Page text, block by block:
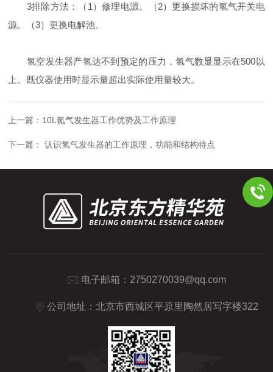
3排除方法：（1）修理电源。（2）更换损坏的氢气开关电
源。（3）更换电解池。
氢空发生器产氢达不到预定的压力，氢气数显显示在500以
上。既仪器使用时显示量超出实际使用量较大。
上一篇： 10L氮气发生器工作优势及工作原理
下一篇： 认识氢气发生器的工作原理，功能和结构特点
电子邮箱： 2750270039@qq.com
公司地址：北京市西城区平原里陶然居写字楼322